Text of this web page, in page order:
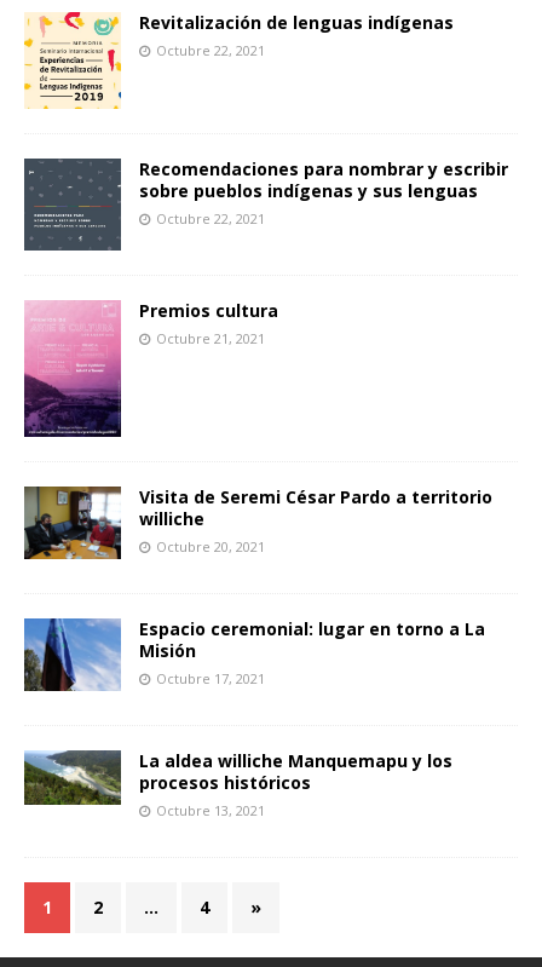
Revitalización de lenguas indígenas
Octubre 22, 2021
Recomendaciones para nombrar y escribir
sobre pueblos indígenas y sus lenguas
Octubre 22, 2021
Premios cultura
Octubre 21, 2021
Visita de Seremi César Pardo a territorio
williche
Octubre 20, 2021
Espacio ceremonial: lugar en torno a La
Misión
Octubre 17, 2021
La aldea williche Manquemapu y los
procesos históricos
Octubre 13, 2021
1 2 … 4 »